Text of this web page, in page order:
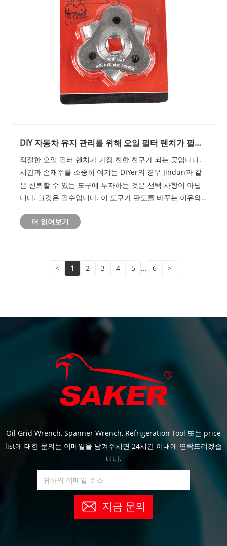
DIY 자동차 유지 관리를 위해 오일 필터 렌치가 필요
적절한 오일 필터 렌치가 가장 친한 친구가 되는 곳입니다.
시간과 손재주를 소중히 여기는 DIYer의 경우 Jindun과 같
은 신뢰할 수 있는 도구에 투자하는 것은 선택 사항이 아닙
니다. 그것은 필수입니다. 이 도구가 판도를 바꾸는 이유와
다.
더 읽어보기
< 1 2 3 4 5 ... 6 >
Oil Grid Wrench, Spanner Wrench, Refrigeration Tool 또는 price
list에 대한 문의는 이메일을 남겨주시면 24시간 이내에 연락드리겠습
니다.
지금 문의